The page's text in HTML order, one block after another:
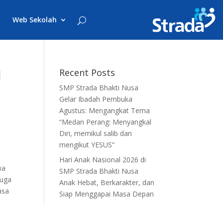
Web Sekolah
Recent Posts
SMP Strada Bhakti Nusa
Gelar Ibadah Pembuka
Agustus: Mengangkat Tema
“Medan Perang: Menyangkal
Diri, memikul salib dan
mengikut YESUS”
Hari Anak Nasional 2026 di
SMP Strada Bhakti Nusa
Anak Hebat, Berkarakter, dan
Siap Menggapai Masa Depan